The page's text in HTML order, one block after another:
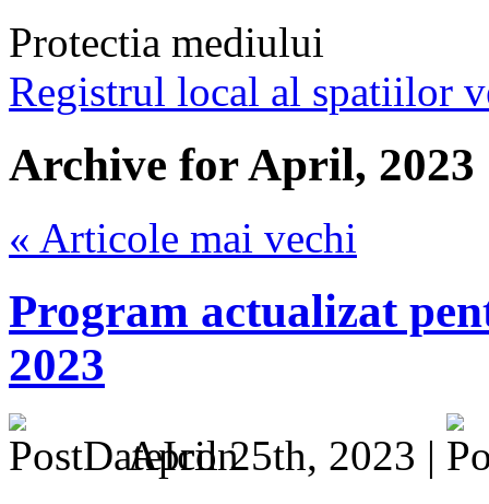
Protectia mediului
Registrul local al spatiilor
Archive for April, 2023
« Articole mai vechi
Program actualizat
2023
April 25th, 2023 |